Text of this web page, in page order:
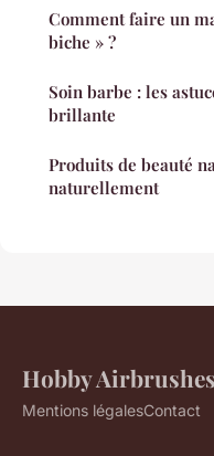
Comment faire un
biche » ?
Soin barbe : les
brillante
Produits de beauté
naturellement
Hobby Airbrushes
Mentions légalesContact